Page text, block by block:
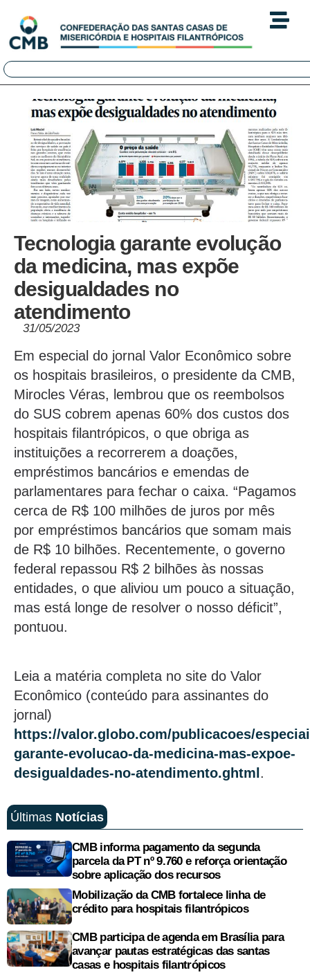
Tecnologia garante evolução
da medicina, mas expõe
desigualdades no
atendimento
31/05/2023
Em especial do jornal Valor Econômico sobre
os hospitais brasileiros, o presidente da CMB,
Mirocles Véras, lembrou que os reembolsos
do SUS cobrem apenas 60% dos custos dos
hospitais filantrópicos, o que obriga as
instituições a recorrerem a doações,
empréstimos bancários e emendas de
parlamentares para fechar o caixa. “Pagamos
cerca de R$ 100 milhões de juros por mês
por empréstimos bancários que somam mais
de R$ 10 bilhões. Recentemente, o governo
federal repassou R$ 2 bilhões às nossas
entidades, o que aliviou um pouco a situação,
mas está longe de resolver o nosso déficit”,
pontuou.
Leia a matéria completa no site do Valor
Econômico (conteúdo para assinantes do
jornal)
https://valor.globo.com/publicacoes/
garante-evolucao-da-medicina-mas-expoe-
desigualdades-no-atendimento.ghtml .
Últimas Notícias
CMB informa pagamento da segunda
parcela da PT nº 9.760 e reforça orientação
sobre aplicação dos recursos
Mobilização da CMB fortalece linha de
crédito para hospitais filantrópicos
CMB participa de agenda em Brasília para
avançar pautas estratégicas das santas
casas e hospitais filantrópicos